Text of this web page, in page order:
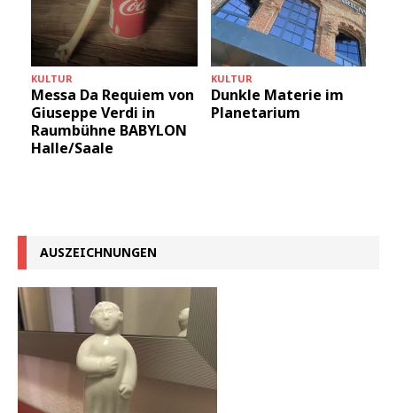
KULTUR
Messa Da Requiem von
Giuseppe Verdi in
Raumbühne BABYLON
Halle/Saale
KULTUR
Dunkle Materie im
Planetarium
AUSZEICHNUNGEN